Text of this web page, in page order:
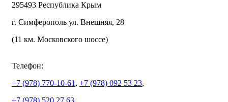
295493 Республика Крым
г. Симферополь ул. Внешняя, 28
(11 км. Московского шоссе)
Телефон:
+7 (978) 770-10-61 , +7 (978) 092 53 23,
+7 (978) 520 27 63,